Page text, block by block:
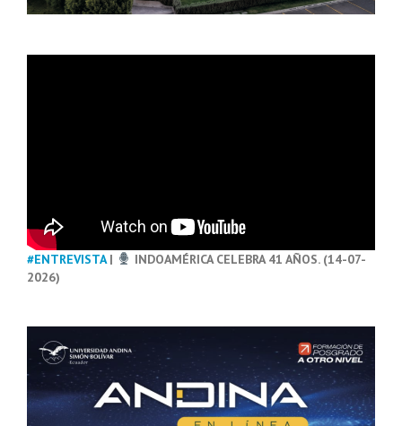
#ENTREVISTA|
INDOAMÉRICA CELEBRA 41 AÑOS. (14-07-
2026)